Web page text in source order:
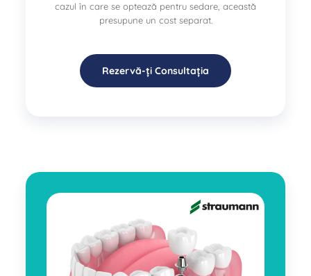
cazul în care se optează pentru sedare, această
presupune un cost separat.
Rezervă-ți Consultația